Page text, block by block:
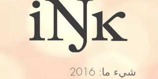
شيء ما: 2016